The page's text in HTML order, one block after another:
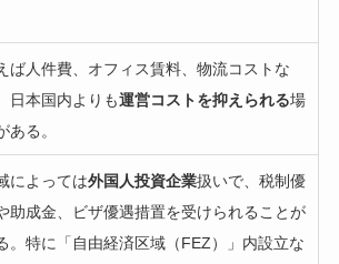
ば人件費、オフィス賃料、物流コストな
日本国内よりも運営コストを抑えられる場
ある。
によっては外国人投資企業扱いで、税制優
助成金、ビザ優遇措置を受けられることが
。特に「自由経済区域（FEZ）」内設立な